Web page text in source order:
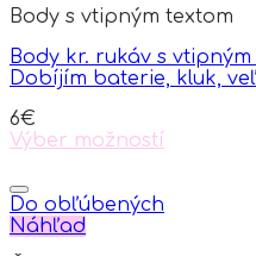
Body s vtipným textom
Body kr. rukáv s
Dobíjím baterie, kluk,
6€
Výber možností
product
has
multiple
Do obľúbených
Náhľad